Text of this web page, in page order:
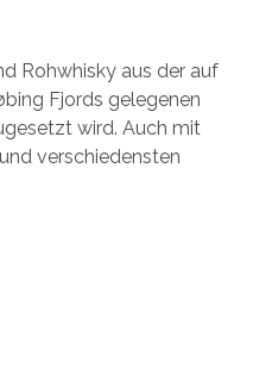
Rohwhisky aus der auf
Fjords gelegenen
wird. Auch mit
verschiedensten